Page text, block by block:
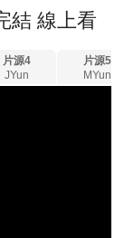
結 線上看
片源4
JYun
片源5
MYun